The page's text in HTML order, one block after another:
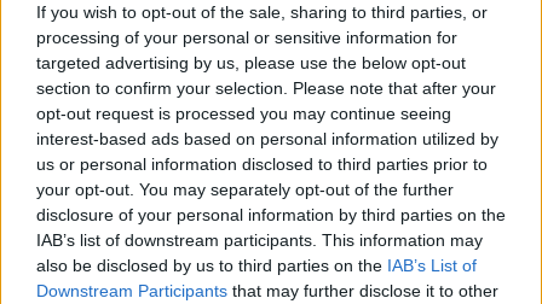
If you wish to opt-out of the sale, sharing to third parties, or
processing of your personal or sensitive information for
targeted advertising by us, please use the below opt-out
section to confirm your selection. Please note that after your
opt-out request is processed you may continue seeing
interest-based ads based on personal information utilized by
us or personal information disclosed to third parties prior to
your opt-out. You may separately opt-out of the further
disclosure of your personal information by third parties on the
IAB’s list of downstream participants. This information may
also be disclosed by us to third parties on the IAB’s List of
Downstream Participants that may further disclose it to other
Τα 10 ελληνικά νησιά που σαρώνουν στις
προτιμήσεις των τουριστών το 2025
σύμφωνα με την Daily Mail
Από την Πάρο μέχρι τη Ζάκυνθο, νέα έρευνα
δείχνει εκτόξευση του ενδιαφέροντος για
συγκεκριμένους ελληνικούς προορισμούς